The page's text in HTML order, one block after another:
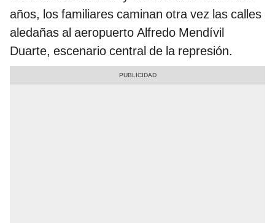
años, los familiares caminan otra vez las calles
aledañas al aeropuerto Alfredo Mendívil
Duarte, escenario central de la represión.